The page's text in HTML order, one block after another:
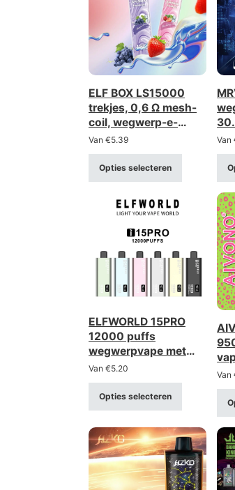
ELF BOX LS15000
trekjes, 0,6 Ω mesh-
coil, wegwerp-e-
sigaret – oplaadbaar
via Type-C-
aansluiting (sterkte
0–5%)
Van €5.39
Opties selecteren
Van
ELFWORLD 15PRO
12000 puffs
wegwerpvape met
digitaal display en
instelbare
luchtstroom
Van €5.20
Opties selecteren
Van